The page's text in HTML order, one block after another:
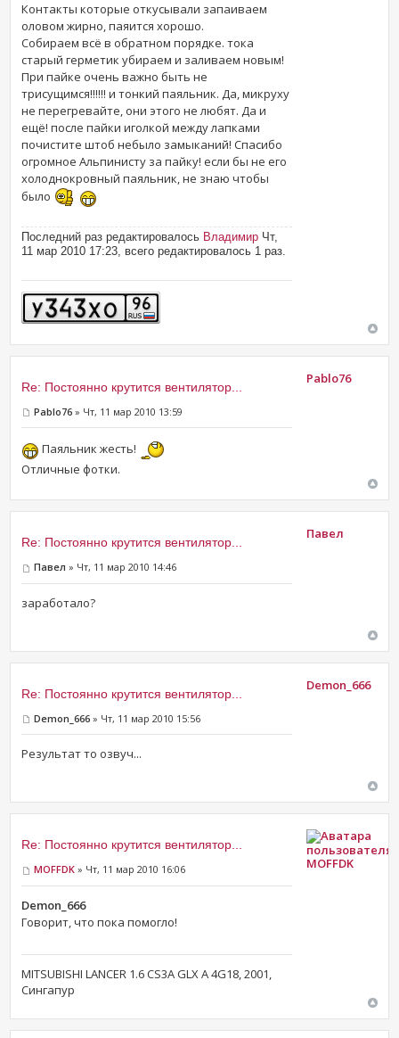
Контакты которые откусывали запаиваем
оловом жирно, паяится хорошо.
Собираем всё в обратном порядке. тока
старый герметик убираем и заливаем новым!
При пайке очень важно быть не
трисущимся!!!!!! и тонкий паяльник. Да, микруху
не перегревайте, они этого не любят. Да и
ещё! после пайки иголкой между лапками
почистите штоб небыло замыканий! Спасибо
огромное Альпинисту за пайку! если бы не его
холоднокровный паяльник, не знаю чтобы
было
Последний раз редактировалось Владимир Чт,
11 мар 2010 17:23, всего редактировалось 1 раз.
Re: Постоянно крутится вентилятор...
Pablo76 » Чт, 11 мар 2010 13:59
Паяльник жесть!
Отличные фотки.
Pablo76
Re: Постоянно крутится вентилятор...
Павел » Чт, 11 мар 2010 14:46
заработало?
Павел
Re: Постоянно крутится вентилятор...
Demon_666 » Чт, 11 мар 2010 15:56
Результат то озвуч...
Demon_666
Re: Постоянно крутится вентилятор...
MOFFDK » Чт, 11 мар 2010 16:06
Demon_666
Говорит, что пока помогло!
MITSUBISHI LANCER 1.6 CS3A GLX A 4G18, 2001,
Сингапур
MOFFDK